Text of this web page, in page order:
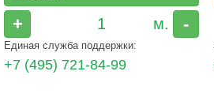
+ -
Единая служба поддержки:
+7 (495) 721-84-99